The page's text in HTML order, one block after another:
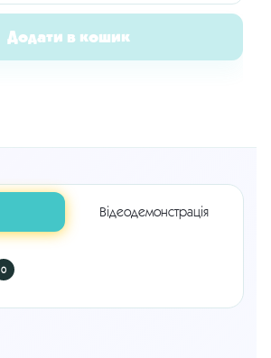
PETG
“Ляльковий”
Додати в кошик
Відеодемонстрація
0